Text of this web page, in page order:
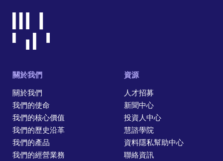
關於我們
關於我們
我們的使命
我們的核心價值
我們的歷史沿革
我們的產品
我們的經營業務
資源
人才招募
新聞中心
投資人中心
慧諮學院
資料隱私幫助中心
聯絡資訊